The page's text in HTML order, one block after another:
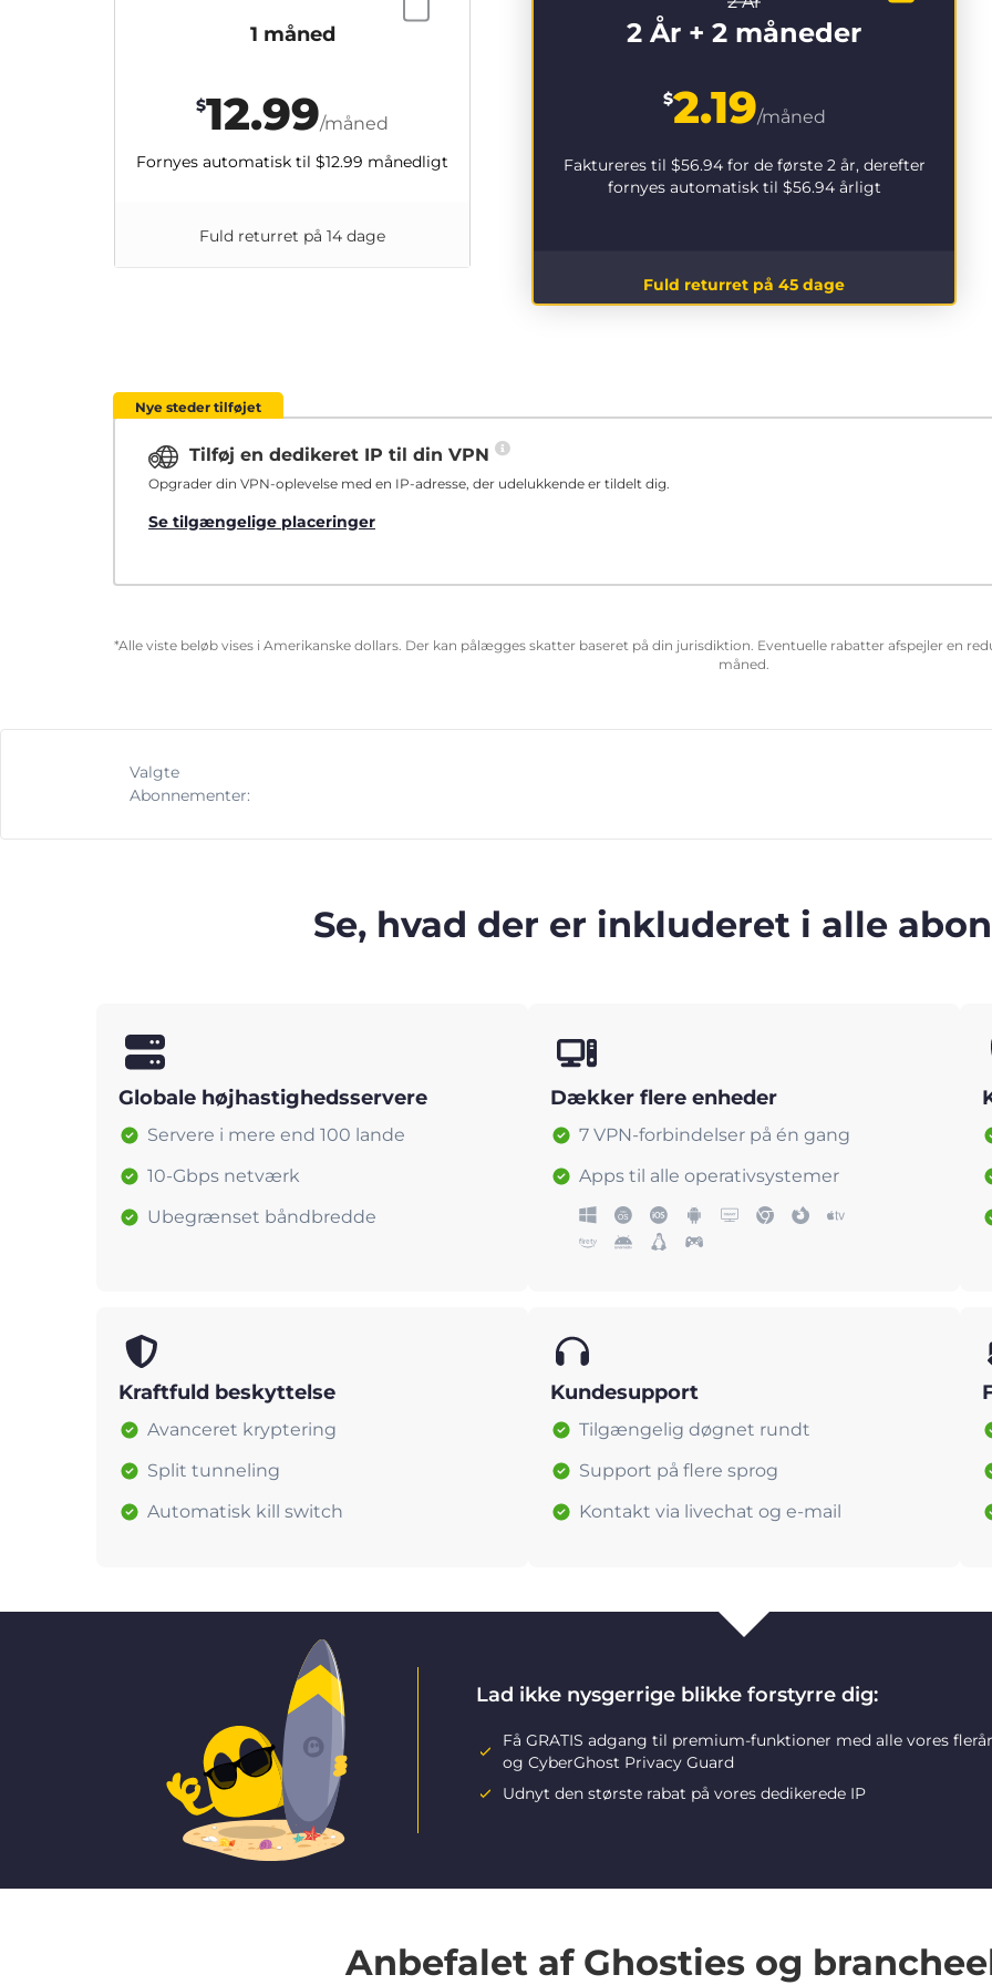
2 År + 2 måneder
$2.19/måned
Faktureres til $56.94for de første 2 år, derefter
fornyes automatisk til $56.94årligt
Fuld returret på 45 dage
1 måned
$12.99/måned
Fornyes automatisk til $12.99 månedligt
Fuld returret på 14 dage
Nye steder tilføjet
Tilføj en dedikeret IP til din VPN
Opgrader din VPN-oplevelse med en IP-adresse, der udelukkende er tildelt dig.
Se tilgængelige placeringer
*Alle viste beløb vises i Amerikanske dollars. Der kan pålægges skatter baseret på din jurisdiktion. Eventuelle rabatter afspejler en
måned.
Valgte
Abonnementer:
Se, hvad der er inkluderet i alle
Globale højhastighedsservere
Servere i mere end 100 lande
10-Gbps netværk
Ubegrænset båndbredde
Dækker flere enheder
7 VPN-forbindelser på én gang
Apps til alle operativsystemer
Kraftfuld beskyttelse
Avanceret kryptering
Split tunneling
Automatisk kill switch
Kundesupport
Tilgængelig døgnet rundt
Support på flere sprog
Kontakt via livechat og e-mail
Lad ikke nysgerrige blikke forstyrre dig:
Få GRATIS adgang til premium-funktioner med alle vores
og CyberGhost Privacy Guard
Udnyt den største rabat på vores dedikerede IP
Anbefalet af Ghosties og